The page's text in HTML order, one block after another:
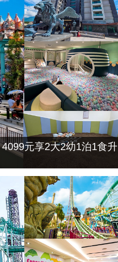
元享2大2幼1泊1食升